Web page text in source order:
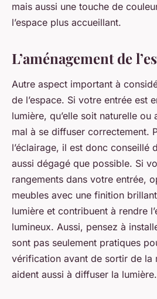
mais aussi une touche de
l’espace plus accueillant.
L’aménagement de
Autre aspect important à
de l’espace. Si votre entrée est
lumière, qu’elle soit naturelle
mal à se diffuser correctement.
l’éclairage, il est donc conseillé
aussi dégagé que possible. Si
rangements dans votre entrée,
meubles avec une finition
lumière et contribuent à rendre
lumineux. Aussi, pensez à
sont pas seulement pratiques
vérification avant de sortir de la
aident aussi à diffuser la lumière.